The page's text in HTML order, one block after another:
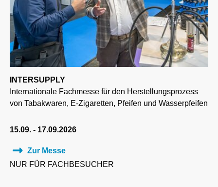
INTERSUPPLY
Internationale Fachmesse für den Herstellungsprozess
von Tabakwaren, E-Zigaretten, Pfeifen und Wasserpfeifen
15.09. - 17.09.2026
Zur Messe
NUR FÜR FACHBESUCHER